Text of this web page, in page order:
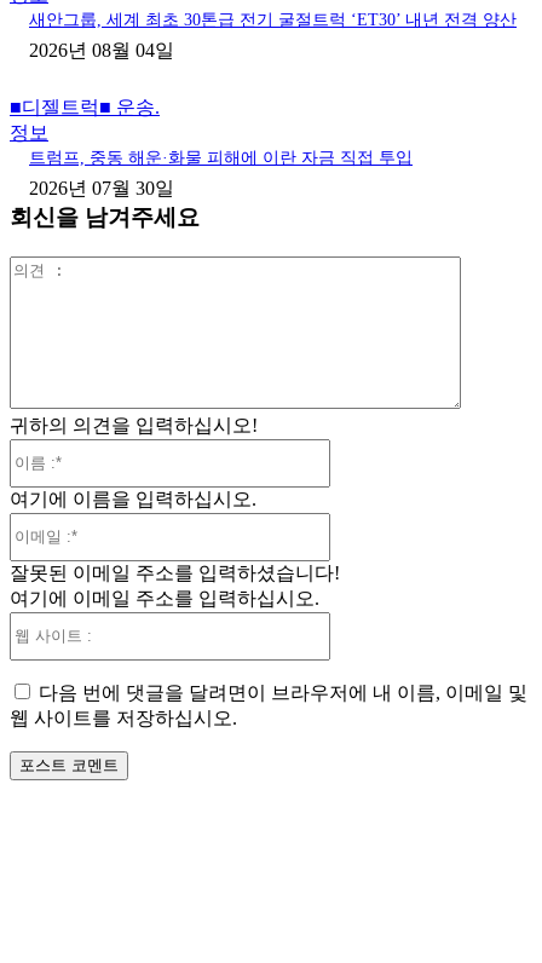
새안그룹, 세계 최초 30톤급 전기 굴절트럭 ‘ET30’ 내년 전격 양산
2026년 08월 04일
■디젤트럭■ 운송.
정보
트럼프, 중동 해운·화물 피해에 이란 자금 직접 투입
2026년 07월 30일
회신을 남겨주세요
귀하의 의견을 입력하십시오!
여기에 이름을 입력하십시오.
일
잘못된 이메일 주소를 입력하셨습니다!
여기에 이메일 주소를 입력하십시오.
트
다음 번에 댓글을 달려면이 브라우저에 내 이름, 이메일 및
웹 사이트를 저장하십시오.